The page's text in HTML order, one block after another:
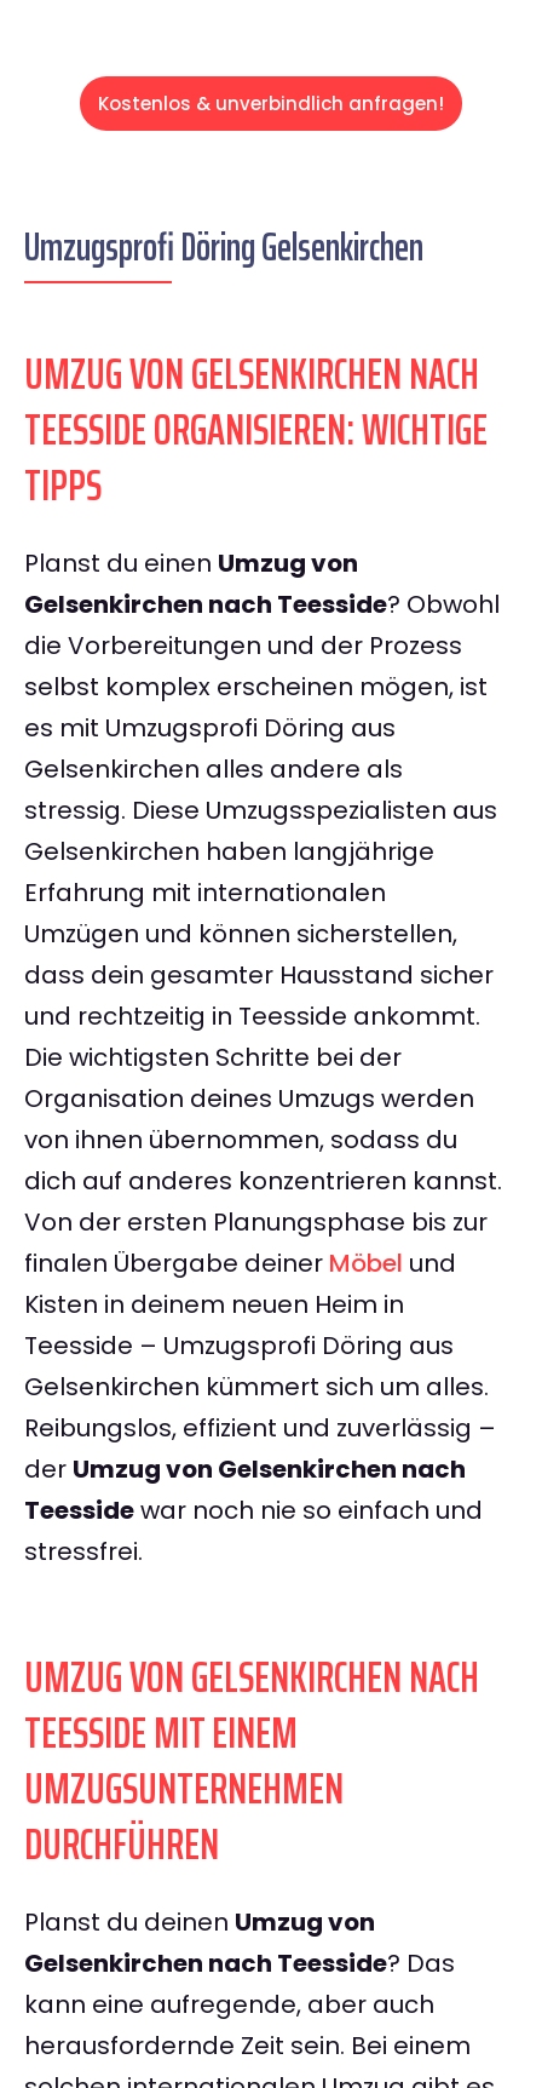
Kostenlos & unverbindlich anfragen!
Umzugsprofi Döring Gelsenkirchen
UMZUG VON GELSENKIRCHEN NACH
TEESSIDE ORGANISIEREN: WICHTIGE
TIPPS
Planst du einen Umzug von
Gelsenkirchen nach Teesside? Obwohl
die Vorbereitungen und der Prozess
selbst komplex erscheinen mögen, ist
es mit Umzugsprofi Döring aus
Gelsenkirchen alles andere als
stressig. Diese Umzugsspezialisten aus
Gelsenkirchen haben langjährige
Erfahrung mit internationalen
Umzügen und können sicherstellen,
dass dein gesamter Hausstand sicher
und rechtzeitig in Teesside ankommt.
Die wichtigsten Schritte bei der
Organisation deines Umzugs werden
von ihnen übernommen, sodass du
dich auf anderes konzentrieren kannst.
Von der ersten Planungsphase bis zur
finalen Übergabe deiner Möbel und
Kisten in deinem neuen Heim in
Teesside – Umzugsprofi Döring aus
Gelsenkirchen kümmert sich um alles.
Reibungslos, effizient und zuverlässig –
der Umzug von Gelsenkirchen nach
Teessidewar noch nie so einfach und
stressfrei.
UMZUG VON GELSENKIRCHEN NACH
TEESSIDE MIT EINEM
UMZUGSUNTERNEHMEN
DURCHFÜHREN
Planst du deinen Umzug von
Gelsenkirchen nach Teesside? Das
kann eine aufregende, aber auch
herausfordernde Zeit sein. Bei einem